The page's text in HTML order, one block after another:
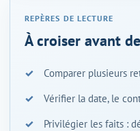
À croiser avant
Comparer plusieurs
Vérifier la date, le
Privilégier les faits :